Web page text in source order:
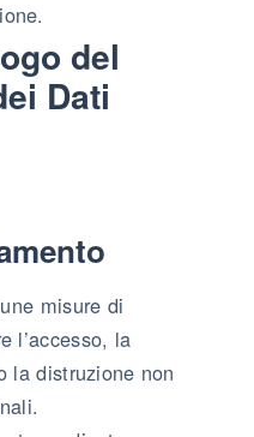
del
Dati
misure di
l’accesso, la
la distruzione non